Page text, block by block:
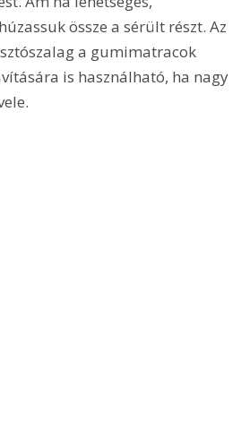
össze a sérült részt. Az
a gumimatracok
is használható, ha nagy